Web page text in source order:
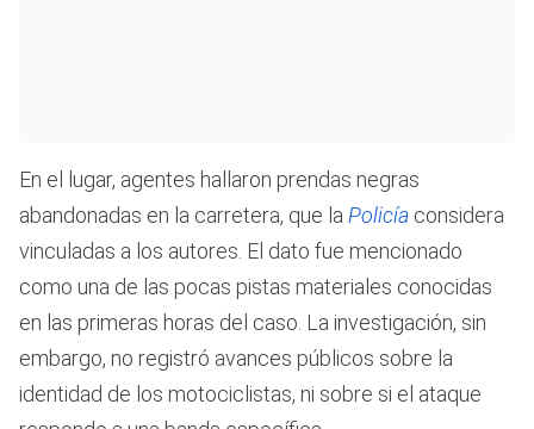
En el lugar, agentes hallaron prendas negras
abandonadas en la carretera, que la Policía considera
vinculadas a los autores. El dato fue mencionado
como una de las pocas pistas materiales conocidas
en las primeras horas del caso. La investigación, sin
embargo, no registró avances públicos sobre la
identidad de los motociclistas, ni sobre si el ataque